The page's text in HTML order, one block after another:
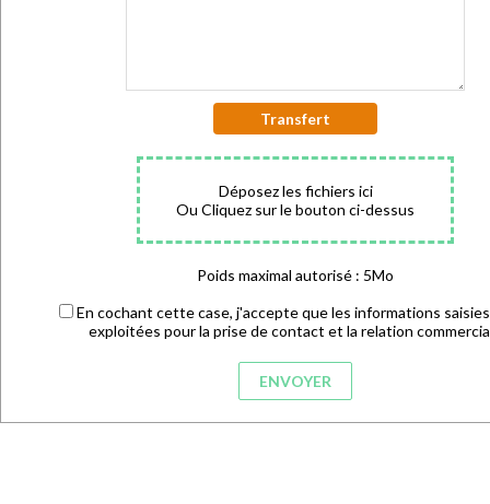
Transfert
Déposez les fichiers ici
Ou Cliquez sur le bouton ci-dessus
Poids maximal autorisé : 5Mo
En cochant cette case, j'accepte que les informations
exploitées pour la prise de contact et la relation